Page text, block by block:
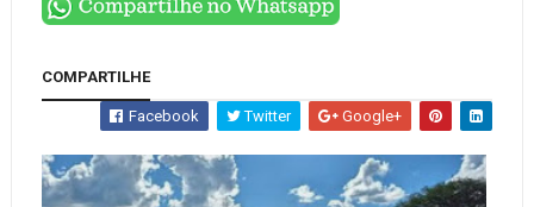
COMPARTILHE
Facebook Twitter Google+